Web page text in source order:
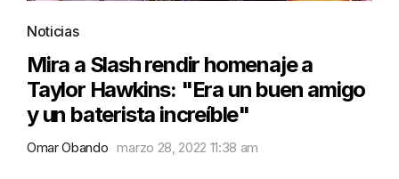
Noticias
Mira a Slash rendir homenaje a
Taylor Hawkins: "Era un buen amigo
y un baterista increíble"
Omar Obando marzo 28, 2022 11:38 am